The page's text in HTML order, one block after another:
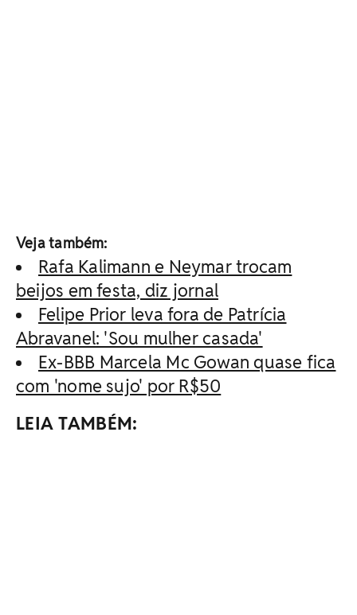
Veja também:
Rafa Kalimann e Neymar trocam
beijos em festa, diz jornal
Felipe Prior leva fora de Patrícia
Abravanel: 'Sou mulher casada'
Ex-BBB Marcela Mc Gowan quase fica
com 'nome sujo' por R$50
LEIA TAMBÉM: